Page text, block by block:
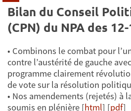
Bilan du Conseil
(CPN) du NPA des
• Combinons le combat pour
contre l’austérité de gauche
programme clairement
de vote sur la résolution
• Nos amendements (rejetés)
soumis en plénière [html] [pdf]